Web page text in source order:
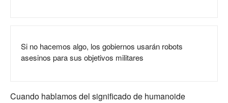
Si no hacemos algo, los gobiernos usarán robots
asesinos para sus objetivos militares
Cuando hablamos del significado de humanoide